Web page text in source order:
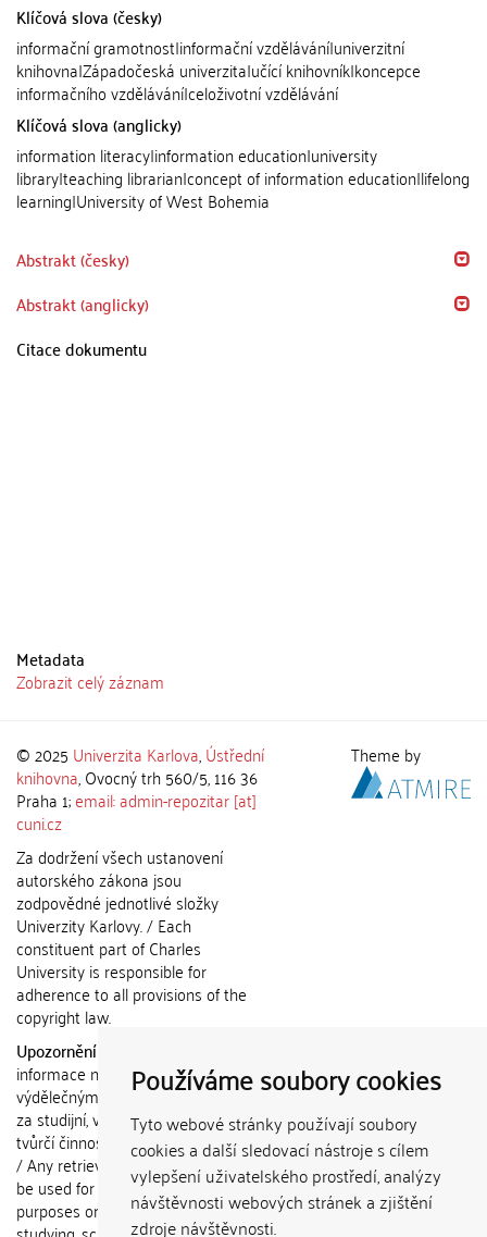
Používáme soubory cookies
Tyto webové stránky používají soubory
cookies a další sledovací nástroje s cílem
vylepšení uživatelského prostředí, analýzy
návštěvnosti webových stránek a zjištění
zdroje návštěvnosti.
Klíčová slova (česky)
informační gramotnost|informační vzdělávání|univerzitní
knihovna|Západočeská univerzita|učící knihovník|koncepce
informačního vzdělávání|celoživotní vzdělávání
Klíčová slova (anglicky)
information literacy|information education|university
library|teaching librarian|concept of information education|lifelong
learning|University of West Bohemia
Abstrakt (česky)
Abstrakt (anglicky)
Citace dokumentu
Metadata
Zobrazit celý záznam
© 2025 Univerzita Karlova,Ústřední
knihovna, Ovocný trh 560/5, 116 36
Praha 1;email: admin-repozitar [at]
cuni.cz
Za dodržení všech ustanovení
autorského zákona jsou
zodpovědné jednotlivé složky
Univerzity Karlovy. / Each
constituent part of Charles
University is responsible for
adherence to all provisions of the
copyright law.
Upozornění / Notice:
informace nemohou být použity k
výdělečným účelům nebo vydávány
za studijní, vědeckou nebo jinou
tvůrčí činnost jiné osoby než autora.
/ Any retrieved information shall not
be used for any commercial
purposes or claimed as results of
Theme by